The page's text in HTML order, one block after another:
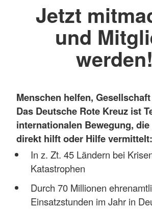
Jetzt
und
werden!
Menschen helfen,
Das Deutsche Rote Kreuz ist
internationalen Bewegung, die
direkt hilft oder Hilfe vermittelt:
In z. Zt. 45 Ländern bei
Katastrophen
Durch 70 Millionen
Einsatzstunden im Jahr in